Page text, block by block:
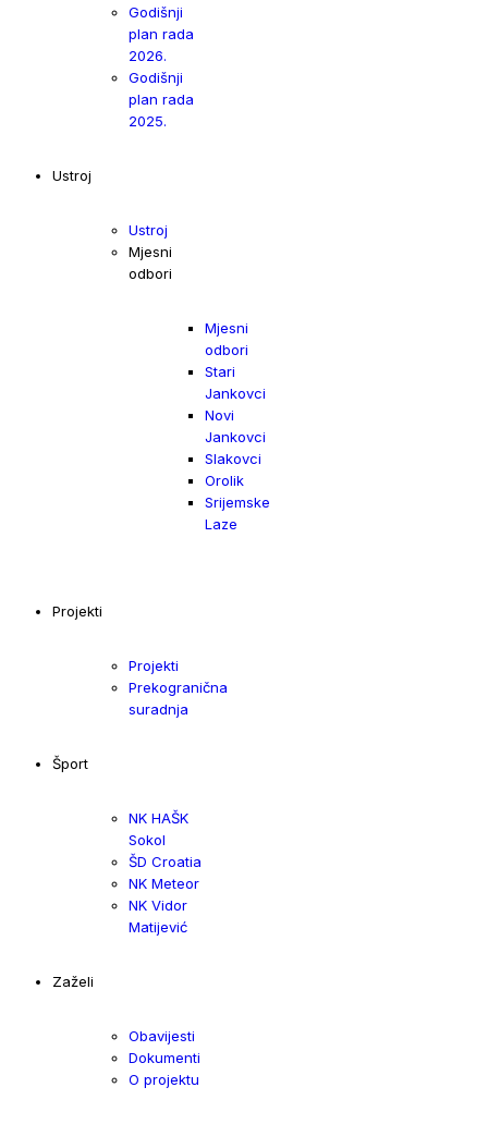
Godišnji
plan rada
2026.
Godišnji
plan rada
2025.
Ustroj
Ustroj
Mjesni
odbori
Mjesni
odbori
Stari
Jankovci
Novi
Jankovci
Slakovci
Orolik
Srijemske
Laze
Projekti
Projekti
Prekogranična
suradnja
Šport
NK HAŠK
Sokol
ŠD Croatia
NK Meteor
NK Vidor
Matijević
Zaželi
Obavijesti
Dokumenti
O projektu